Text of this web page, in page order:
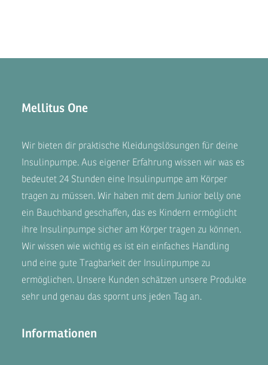
Mellitus One
Wir bieten dir praktische Kleidungslösungen für deine
Insulinpumpe. Aus eigener Erfahrung wissen wir was es
bedeutet 24 Stunden eine Insulinpumpe am Körper
tragen zu müssen. Wir haben mit dem Junior belly one
ein Bauchband geschaffen, das es Kindern ermöglicht
ihre Insulinpumpe sicher am Körper tragen zu können.
Wir wissen wie wichtig es ist ein einfaches Handling
und eine gute Tragbarkeit der Insulinpumpe zu
ermöglichen. Unsere Kunden schätzen unsere Produkte
sehr und genau das spornt uns jeden Tag an.
Informationen